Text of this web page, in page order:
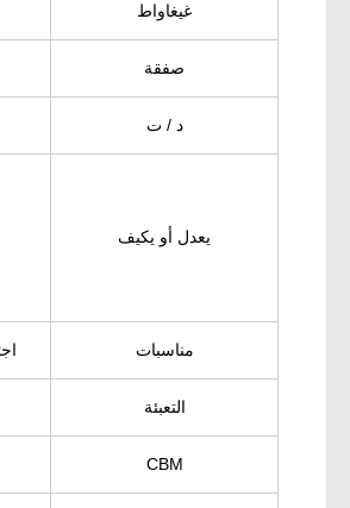
غيغاواط
صفقة
د / ت
يعدل أو يكيف
مناسبات
التعبئة
CBM